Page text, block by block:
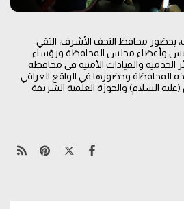
بحضور محافظ النجف الأشرف، التقي
وأعضاء مجلس المحافظة ورؤساء
الخدمية والقيادات الأمنية في محافظة
المحافظة وحضورها في الواقع العراقي
(عليه السلام) والحوزة العلمية الشريفة